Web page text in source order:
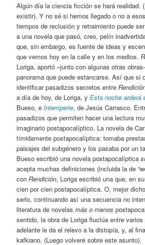
Algún día la ciencia ficción se hará realidad.
existir). Y no sé si hemos llegado o no a
tiempos de reclusión y retraimiento puede
a una novela que pasó, creo, pelín
que, sin embargo, es fuente de ideas y
que vemos hoy en la calle y en los medios.
Loriga, aportó –junto con algunas otras
panorama que puede estancarse. Así que si
identificar pasadizos secretos entre
a día de hoy, de Loriga, yEsta noche arderá
Bueso, e Intemperie, de Jesús Carrasco.
pasadizos que permiten hacer una lectura
imaginario postapocalíptico. La novela de
tímidamente postapocalíptica: tomaba
paisajes del subgénero y los pasaba por un
Bueso escribió una novela postapocalíptica
acepta muchas definiciones (incluida la de
conRendición, Loriga escribió una que, en
cien por cien postapocalíptica. O, mejor
serlo, continuando así una secuencia no
literatura de novelasmás o menos
sentido, la obra de Loriga fluctúa entre
adelante le da el relevo a la distopía, y, al
kafkiano. (Luego volveré sobre este asunto).